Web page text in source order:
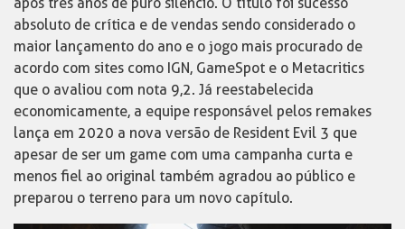
absoluto de crítica e de vendas sendo considerado o
maior lançamento do ano e o jogo mais procurado de
acordo com sites como IGN, GameSpot e o Metacritics
que o avaliou com nota 9,2. Já reestabelecida
economicamente, a equipe responsável pelos remakes
lança em 2020 a nova versão de Resident Evil 3 que
apesar de ser um game com uma campanha curta e
menos fiel ao original também agradou ao público e
preparou o terreno para um novo capítulo.